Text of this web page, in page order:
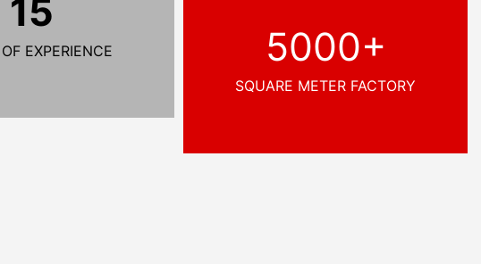
15
EXPERIENCE 5000+
SQUARE METER FACTORY